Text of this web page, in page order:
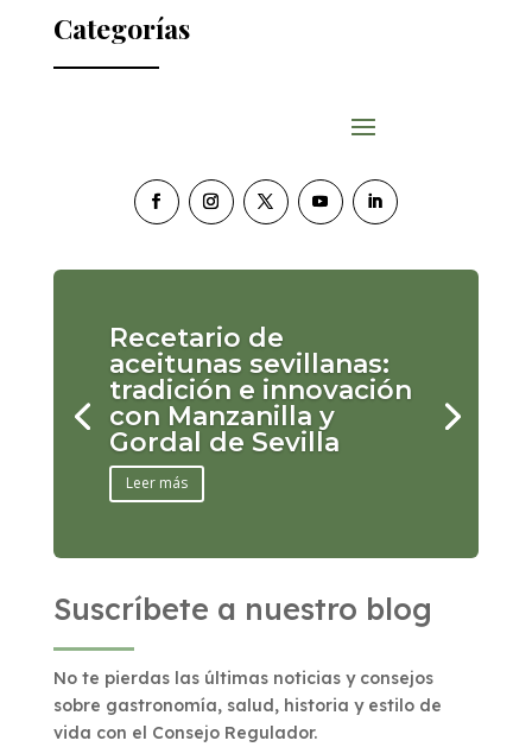
Categorías
Recetario de
aceitunas sevillanas:
tradición e innovación
con Manzanilla y
Gordal de Sevilla
Leer más
Suscríbete a nuestro blog
No te pierdas las últimas noticias y consejos
sobre gastronomía, salud, historia y estilo de
vida con el Consejo Regulador.